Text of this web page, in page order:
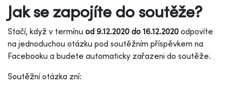
Jak se zapojíte do soutěže?
Stačí, když v termínu od 9.12.2020 do 16.12.2020 odpovíte
na jednoduchou otázku pod soutěžním příspěvkem na
Facebooku a budete automaticky zařazeni do soutěže.
Soutěžní otázka zní: